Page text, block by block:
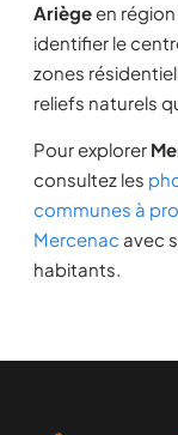
Ariègeen région
identifier le
zones
reliefs naturels
Pour explorer
consultez les
communes à
Mercenac avec
habitants.